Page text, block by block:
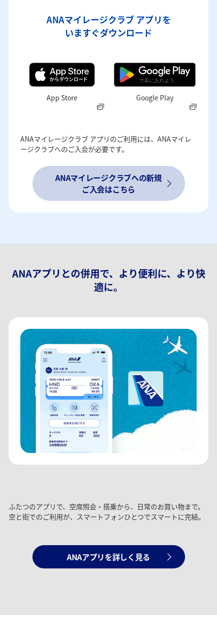
ANAマイレージクラブ アプリを
いますぐダウンロード
App Store Google Play
ANAマイレージクラブ アプリのご利用には、ANAマイレ
ージクラブへのご入会が必要です。
ANAマイレージクラブへの新規
ご入会はこちら
ANAアプリとの併用で、より便利に、より快
適に。
ふたつのアプリで、空席照会・搭乗から、日常のお買い物まで。
空と街でのご利用が、スマートフォンひとつでスマートに完結。
ANAアプリを詳しく見る